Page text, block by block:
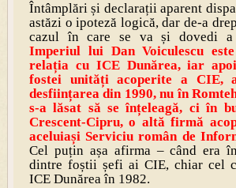
Întâmplări și declarații aparent
astăzi o ipoteză logică, dar de-a
cazul în care se va și dovedi a
Imperiul lui Dan Voiculescu
relația cu ICE Dunărea, iar
fostei unități acoperite a CIE,
desființarea din 1990, nu în
s-a lăsat să se înțeleagă, ci în
Crescent-Cipru, o altă firmă
aceluiași Serviciu român de
Cel puțin așa afirma – când era
dintre foștii șefi ai CIE, chiar cel
ICE Dunărea în 1982.